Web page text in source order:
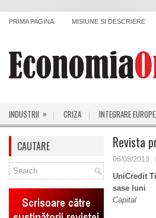
PRIMA PAGINA MISIUNE SI DESCRIERE
INDUSTRII » CRIZA INTEGRARE
Revista
06/08/2013
UniCredit
sase luni
Capital
CAUTARE